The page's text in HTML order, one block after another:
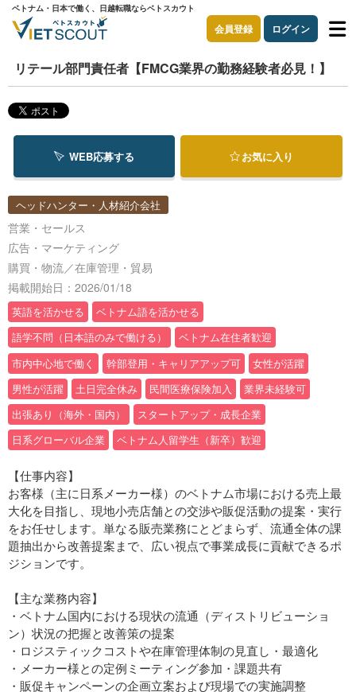
ベトナム・日本で働く、日越転職ならベトスカウト
会員登録 ログイン
リテール部門責任者【FMCG業界の勤務経験者必見！】
WEB応募する お気に入り
ヘッドハンター・人材紹介会社
営業・セールス
広告・マーケティング
購買・物流／在庫管理・貿易
掲載開始日：2026/01/18
英語を活かせる
ベトナム語を活かせる
語学不問（日本語のみで働ける）
ベトナム在住者歓迎
市内中心地で働く
幹部登用・キャリアアップ可
女性が活躍
男性が活躍
土日完全休み 民間医療保険加入
業界未経験可
出張あり（海外・国内）
スタートアップ・成長企業
日系グローバル企業
ベトナム人留学生（新卒）歓迎
【仕事内容】
お客様（主に日系メーカー様）のベトナム市場における売上最
大化を目指し、現地小売店舗との交渉や販促活動の提案・実行
をお任せします。単なる販売業務にとどまらず、流通全体の課
題抽出から改善提案まで、広い視点で事業成長に貢献できるポ
ジションです。
【主な業務内容】
・ベトナム国内における現状の流通（ディストリビューショ
ン）状況の把握と改善策の提案
・ロジスティックコストや在庫管理体制の見直し・最適化
・メーカー様との定例ミーティング参加・課題共有
・販促キャンペーンの企画立案および現場での実施調整